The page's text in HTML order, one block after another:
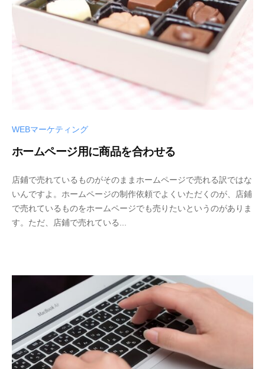
WEBマーケティング
ホームページ用に商品を合わせる
店鋪で売れているものがそのままホームページで売れる訳ではな
いんですよ。ホームページの制作依頼でよくいただくのが、店鋪
で売れているものをホームページでも売りたいというのがありま
す。ただ、店鋪で売れている...